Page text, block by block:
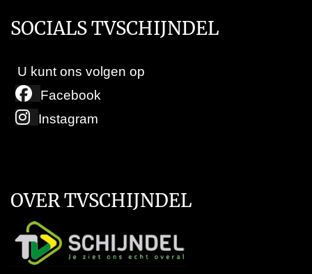
SOCIALS TVSCHIJNDEL
U kunt ons volgen op
Facebook
Instagram
OVER TVSCHIJNDEL